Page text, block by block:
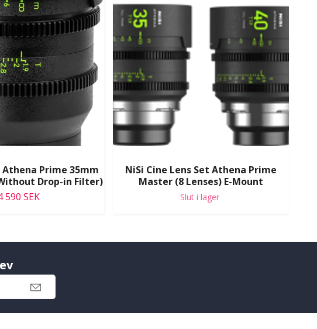
Athena Prime 35mm
Drop-in Filter)
590 SEK
NiSi Cine Lens Set Athena Prime
Master (8 Lenses) E-Mount
Slut i lager